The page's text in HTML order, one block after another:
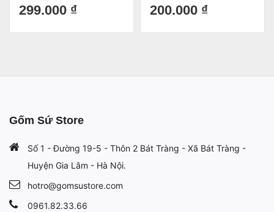
200.000 ₫
đại lợi 20cm Kèm Đệm Và Hộp
Đẹp
285.000 ₫
Gốm Sứ Store
Số 1 - Đường 19-5 - Thôn 2 Bát Tràng - Xã Bát Tràng -
Huyện Gia Lâm - Hà Nội.
hotro@gomsustore.com
0961.82.33.66